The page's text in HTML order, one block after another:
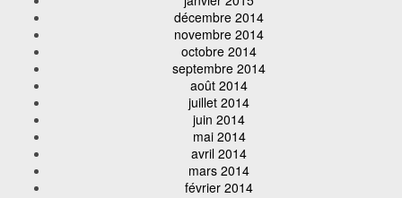
décembre 2014
novembre 2014
octobre 2014
septembre 2014
août 2014
juillet 2014
juin 2014
mai 2014
avril 2014
mars 2014
février 2014